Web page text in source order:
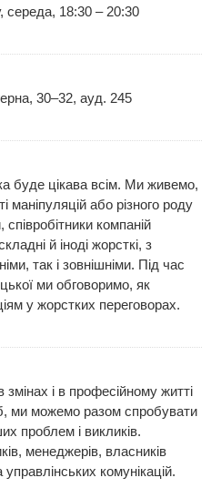
середа, 18:30 – 20:30
30–32, ауд. 245
буде цікава всім. Ми живемо,
маніпуляцій або різного роду
компаній
й іноді жорсткі, з
так і зовнішніми. Під час
ми обговоримо, як
у жорстких переговорах.
і в професійному житті
ми можемо разом спробувати
проблем і викликів.
менеджерів, власників
комунікацій.